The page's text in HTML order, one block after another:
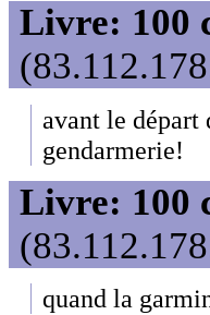
Livre: 100
avant le départ
gendarmerie!
Livre: 100
quand la